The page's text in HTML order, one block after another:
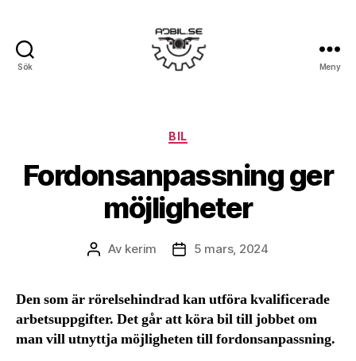
Sök Meny
Kategorier
BIL
Fordonsanpassning ger
möjligheter
Inläggsförfattare
Av kerim Inläggsdatum
5 mars, 2024
Den som är rörelsehindrad kan utföra kvalificerade
arbetsuppgifter. Det går att köra bil till jobbet om
man vill utnyttja möjligheten till fordonsanpassning.